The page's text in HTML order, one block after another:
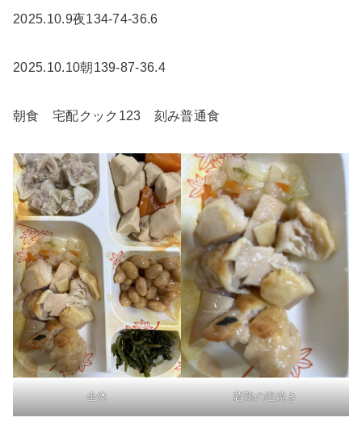
2025.10.9夜134-74-36.6
2025.10.10朝139-87-36.4
朝食 宅配クック123 刻み普通食
全体 若鶏の塩焼き